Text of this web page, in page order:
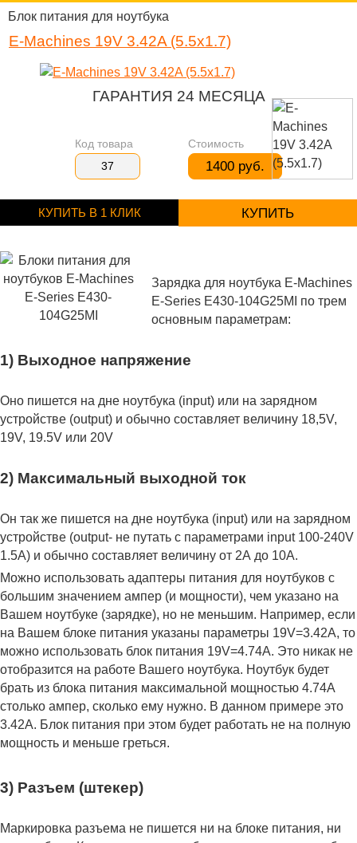
Блок питания для ноутбука
E-Machines 19V 3.42A (5.5x1.7)
ГАРАНТИЯ 24 МЕСЯЦА
Код товара
37
Стоимость
1400 руб.
КУПИТЬ В 1 КЛИК КУПИТЬ
Зарядка для ноутбука E-Machines
E-Series E430-104G25MI по трем
основным параметрам:
1) Выходное напряжение
Оно пишется на дне ноутбука (input) или на зарядном
устройстве (output) и обычно составляет величину 18,5V,
19V, 19.5V или 20V
2) Максимальный выходной ток
Он так же пишется на дне ноутбука (input) или на зарядном
устройстве (output- не путать с параметрами input 100-240V
1.5A) и обычно составляет величину от 2А до 10A.
Можно использовать адаптеры питания для ноутбуков с
большим значением ампер (и мощности), чем указано на
Вашем ноутбуке (зарядке), но не меньшим. Например, если
на Вашем блоке питания указаны параметры 19V=3.42A, то
можно использовать блок питания 19V=4.74A. Это никак не
отобразится на работе Вашего ноутбука. Ноутбук будет
брать из блока питания максимальной мощностью 4.74А
столько ампер, сколько ему нужно. В данном примере это
3.42А. Блок питания при этом будет работать не на полную
мощность и меньше греться.
3) Разъем (штекер)
Маркировка разъема не пишется ни на блоке питания, ни